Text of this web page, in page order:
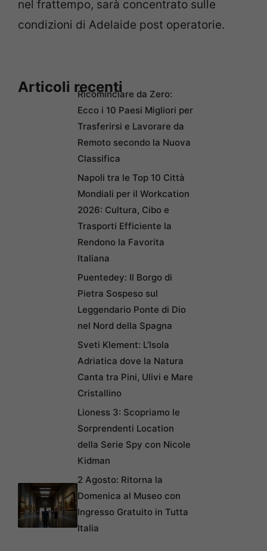
nel frattempo, sarà concentrato sulle
condizioni di Adelaide post operatorie.
Articoli recentiRicominciare da Zero:
Ecco i 10 Paesi Migliori per
Trasferirsi e Lavorare da
Remoto secondo la Nuova
Classifica
Napoli tra le Top 10 Città
Mondiali per il Workcation
2026: Cultura, Cibo e
Trasporti Efficiente la
Rendono la Favorita
Italiana
Puentedey: Il Borgo di
Pietra Sospeso sul
Leggendario Ponte di Dio
nel Nord della Spagna
Sveti Klement: L’Isola
Adriatica dove la Natura
Canta tra Pini, Ulivi e Mare
Cristallino
Lioness 3: Scopriamo le
Sorprendenti Location
della Serie Spy con Nicole
Kidman
2 Agosto: Ritorna la
Domenica al Museo con
Ingresso Gratuito in Tutta
Italia